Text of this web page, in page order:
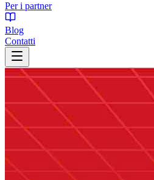
Per i partner
Blog
Contatti